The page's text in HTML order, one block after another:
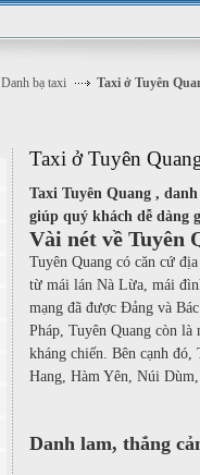
Danh bạ taxi Taxi ở Tuyên
Taxi ở Tuyên
Taxi Tuyên Quang ,
giúp quý khách dễ dàng
Vài nét về Tuyên
Tuyên Quang có căn cứ
từ mái lán Nà Lừa, mái
mạng đã được Đảng và
Pháp, Tuyên Quang còn
kháng chiến. Bên cạnh
Hang, Hàm Yên, Núi
Danh lam, thắng